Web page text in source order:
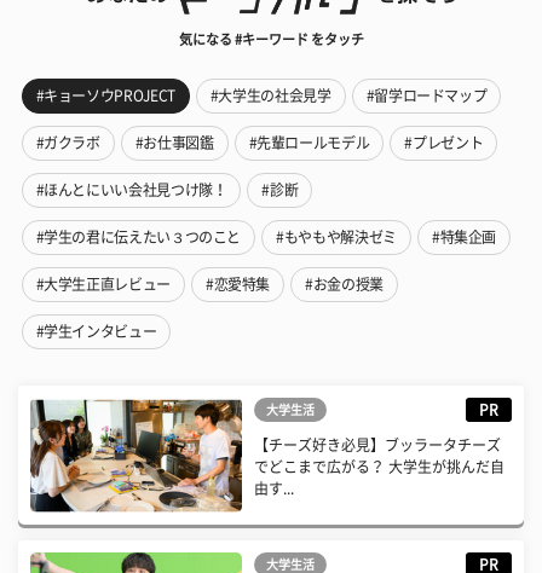
気になる #キーワード をタッチ
#キョーソウPROJECT #大学生の社会見学 #留学ロードマップ
#ガクラボ #お仕事図鑑 #先輩ロールモデル #プレゼント
#ほんとにいい会社見つけ隊！ #診断
#学生の君に伝えたい３つのこと #もやもや解決ゼミ #特集企画
#大学生正直レビュー #恋愛特集 #お金の授業
#学生インタビュー
大学生活 PR
【チーズ好き必見】ブッラータチーズ
でどこまで広がる？ 大学生が挑んだ自
由す...
大学生活 PR